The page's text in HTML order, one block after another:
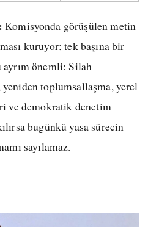
Komisyonda görüşülen metin
kuruyor; tek başına bir
önemli: Silah
yeniden toplumsallaşma, yerel
ve demokratik denetim
bugünkü yasa sürecin
sayılamaz.